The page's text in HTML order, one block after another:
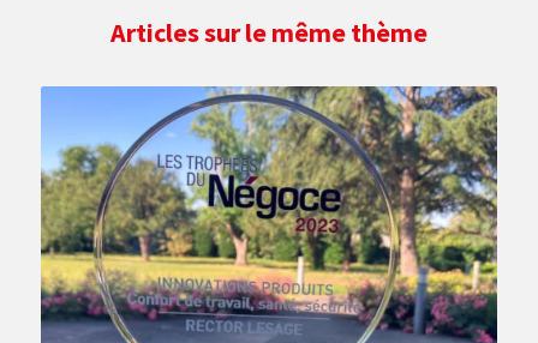
Articles sur le même thème